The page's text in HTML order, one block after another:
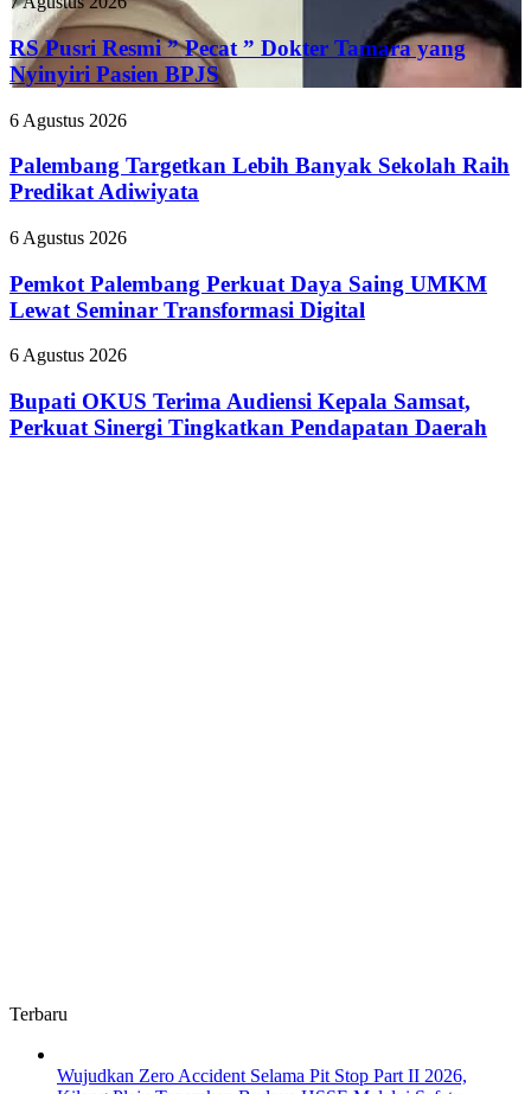
II
2026,
Kilang
Plaju
Tanamkan
Budaya
HSSE
Melalui
Safety
Campaign
Pusri
Resmi
”
Pecat
Dokter
yang
Nyinyiri
BPJS
RS Pusri Resmi ” Pecat ” Dokter Tamara yang
Nyinyiri Pasien BPJS
Palembang
Lebih
Banyak
Sekolah
Predikat
6 Agustus 2026
Palembang Targetkan Lebih Banyak Sekolah Raih
Predikat Adiwiyata
Pemkot
Perkuat
Daya
Saing
Lewat
Transformasi
Digital
6 Agustus 2026
Pemkot Palembang Perkuat Daya Saing UMKM
Lewat Seminar Transformasi Digital
Bupati
Terima
Audiensi
Kepala
6 Agustus 2026
Bupati OKUS Terima Audiensi Kepala Samsat,
Perkuat Sinergi Tingkatkan Pendapatan Daerah
Terbaru
Wujudkan Zero Accident Selama Pit Stop Part II 2026,